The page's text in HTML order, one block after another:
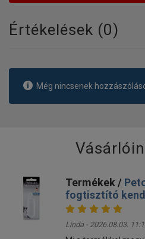
Értékelések (0)
Még nincsenek
Termékek /
fogtisztító
Linda - 2026.08.03.